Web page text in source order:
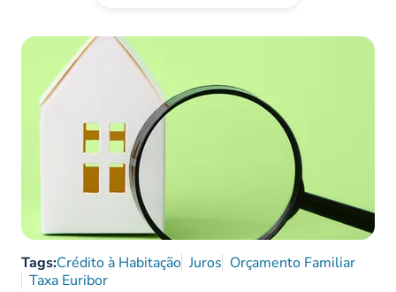
Tags:Crédito à Habitação Juros Orçamento Familiar
Taxa Euribor